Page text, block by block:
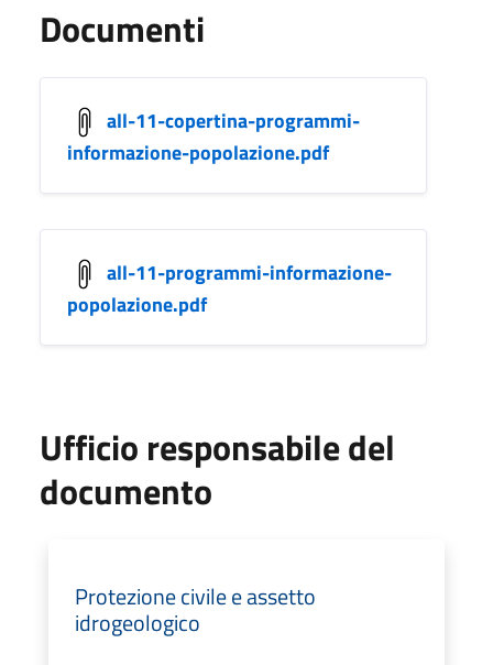
Documenti
all-11-copertina-programmi-
informazione-popolazione.pdf
all-11-programmi-informazione-
popolazione.pdf
Ufficio responsabile del
documento
Protezione civile e assetto
idrogeologico